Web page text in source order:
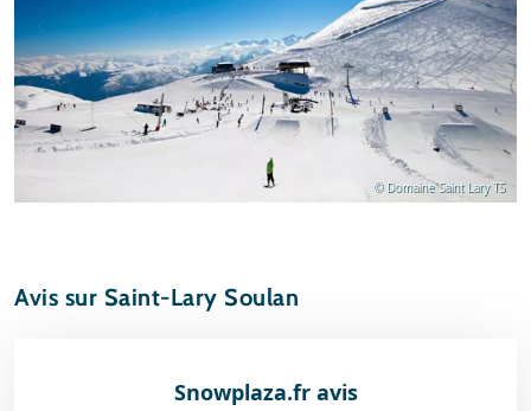
© Domaine Saint Lary TS
Avis sur Saint-Lary Soulan
Snowplaza.fr avis